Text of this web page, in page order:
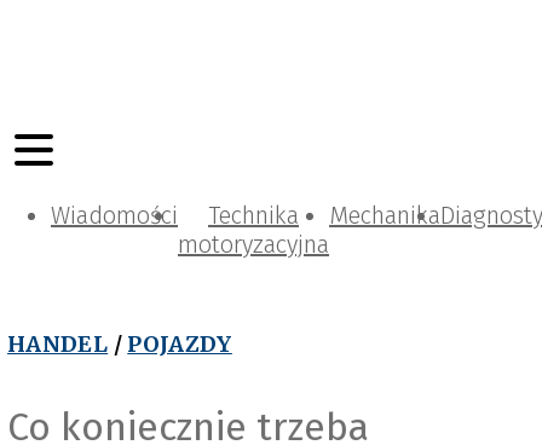
Wiadomości
Technika
motoryzacyjna
Mechanika
HANDEL / POJAZDY
Co koniecznie trzeba